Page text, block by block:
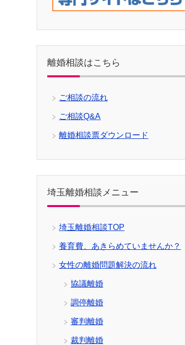
離婚相談はこちら
ご相談の流れ
ご相談Q&A
離婚相談票ダウンロード
埼玉離婚相談メニュー
埼玉離婚相談TOP
養育費、あきらめていませんか？
女性の離婚問題解決の流れ
協議離婚
調停離婚
審判離婚
裁判離婚